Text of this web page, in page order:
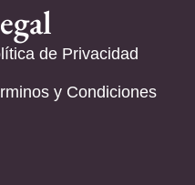
de Privacidad
y Condiciones